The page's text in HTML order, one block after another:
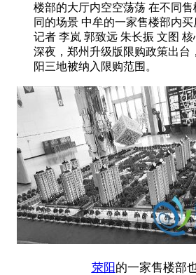
楼部的大厅内空空荡荡 在不同
同的场景 中牟的一家售楼部内
记者 李岚 郭致远 朱长振 文图 核
深夜，郑州升级版限购政策出台
阳三地被纳入限购范围。
荥阳 的一家售楼部